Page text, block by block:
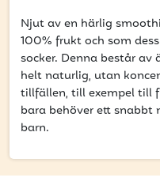
Ange din e-postadress
nyheter och erbjudanden.
E-postadress
Njut av en härlig
100% frukt och som
socker. Denna består av
helt naturlig, utan
tillfällen, till exempel till
bara behöver ett
barn.